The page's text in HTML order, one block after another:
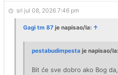
sri jul 08, 2026 7:46 pm
Gagi tm 87 je napisao/la: ↑
pestabudimpesta je napisao/la:
Bit će sve dobro ako Bog